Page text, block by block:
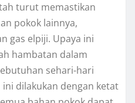
turut memastikan
pokok lainnya,
gas elpiji. Upaya ini
hambatan dalam
sehari-hari
ini dilakukan dengan ketat